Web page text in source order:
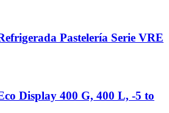
Pastelería Serie VRE
Display 400 G, 400 L, -5 to